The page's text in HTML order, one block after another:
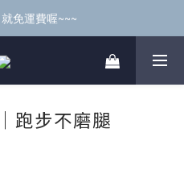
免運費喔~~~
跑步不磨腿